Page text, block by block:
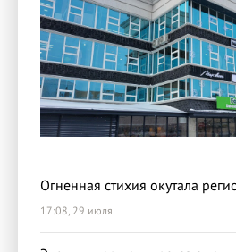
Огненная стихия окутала
17:08, 29 июля